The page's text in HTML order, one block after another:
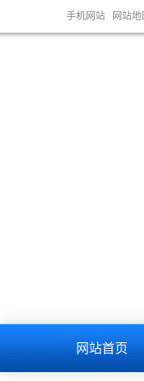
手机网站 网站地
编程技术。学校常年开设：
网站首页